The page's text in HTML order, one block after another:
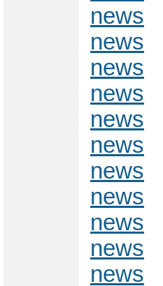
news
news
news
news
news
news
news
news
news
news
news